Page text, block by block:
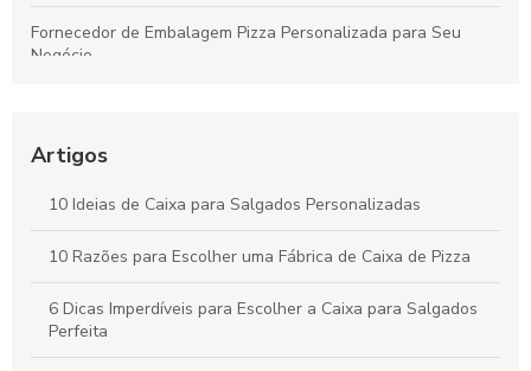
Fornecedor de Embalagem Pizza Personalizada para Seu
Negócio
festa
Como Escolher a Melhor Caixa Pizza Personalizada para Seu
Negócio
Artigos
10 Ideias de Caixa para Salgados Personalizadas
10 Razões para Escolher uma Fábrica de Caixa de Pizza
6 Dicas Imperdíveis para Escolher a Caixa para Salgados
Perfeita